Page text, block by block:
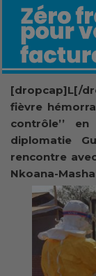
[dropcap]L[/
fièvre
contrôle’’
diplomatie
rencontre
Nkoana-